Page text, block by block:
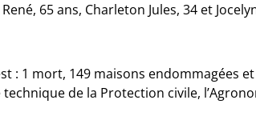
65 ans, Charleton Jules, 34 et
: 1 mort, 149 maisons endommagées
de la Protection civile,